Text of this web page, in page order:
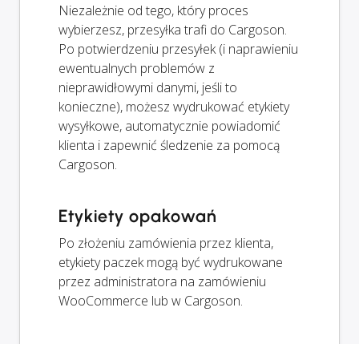
Niezależnie od tego, który proces
wybierzesz, przesyłka trafi do Cargoson.
Po potwierdzeniu przesyłek (i naprawieniu
ewentualnych problemów z
nieprawidłowymi danymi, jeśli to
konieczne), możesz wydrukować etykiety
wysyłkowe, automatycznie powiadomić
klienta i zapewnić śledzenie za pomocą
Cargoson.
Etykiety opakowań
Po złożeniu zamówienia przez klienta,
etykiety paczek mogą być wydrukowane
przez administratora na zamówieniu
WooCommerce lub w Cargoson.